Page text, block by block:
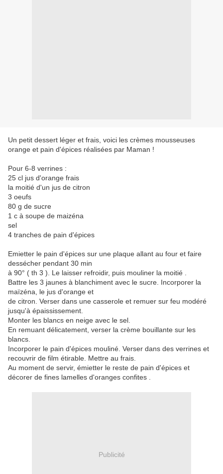
Un petit dessert léger et frais, voici les crèmes mousseuses
orange et pain d'épices réalisées par Maman !
Pour 6-8 verrines :
25 cl jus d'orange frais
la moitié d'un jus de citron
3 oeufs
80 g de sucre
1 c à soupe de maizéna
sel
4 tranches de pain d'épices
Emietter le pain d'épices sur une plaque allant au four et faire
dessécher pendant 30 min
à 90° ( th 3 ). Le laisser refroidir, puis mouliner la moitié .
Battre les 3 jaunes à blanchiment avec le sucre. Incorporer la
maïzéna, le jus d'orange et
de citron. Verser dans une casserole et remuer sur feu modéré
jusqu'à épaississement.
Monter les blancs en neige avec le sel.
En remuant délicatement, verser la crème bouillante sur les
blancs.
Incorporer le pain d'épices mouliné. Verser dans des verrines et
recouvrir de film étirable. Mettre au frais.
Au moment de servir, émietter le reste de pain d'épices et
décorer de fines lamelles d'oranges confites .
Publicité